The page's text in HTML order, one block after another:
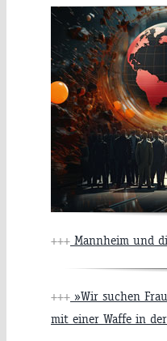
+++ Mannheim und
+++ »Wir suchen
mit einer Waffe in